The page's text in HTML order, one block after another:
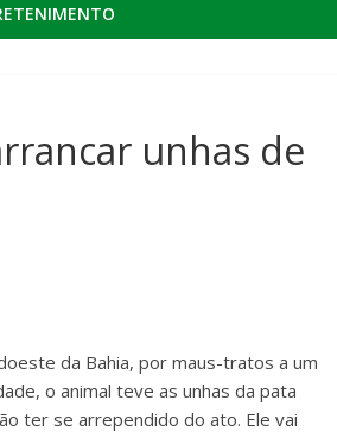
unhas de
da Bahia, por maus-tratos a um
o animal teve as unhas da pata
ter se arrependido do ato. Ele vai